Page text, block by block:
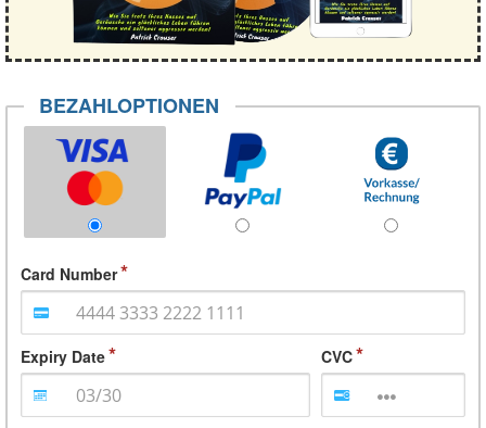
BEZAHLOPTIONEN
Card Number
Expiry Date CVC